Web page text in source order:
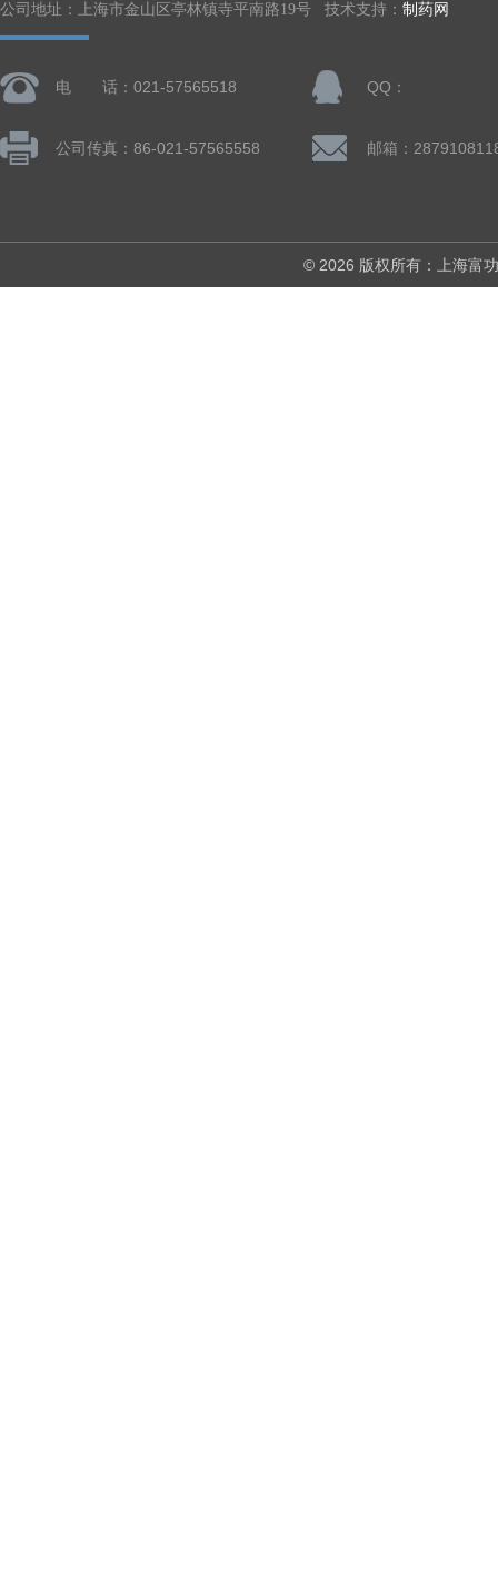
公司地址：上海市金山区亭林镇寺平南路19号 技术支持： 制药网
电 话：021-57565518 QQ：
公司传真：86-021-57565558 邮箱：
© 2026 版权所有：上海富